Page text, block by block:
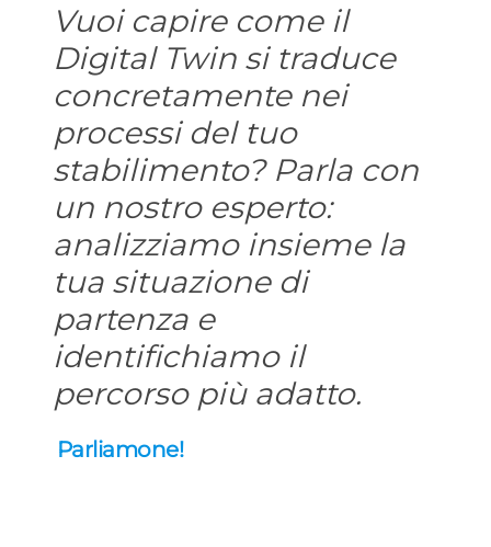
Vuoi capire come il
Digital Twin si traduce
concretamente nei
processi del tuo
stabilimento? Parla con
un nostro esperto:
analizziamo insieme la
tua situazione di
partenza e
identifichiamo il
percorso più adatto.
Parliamone!